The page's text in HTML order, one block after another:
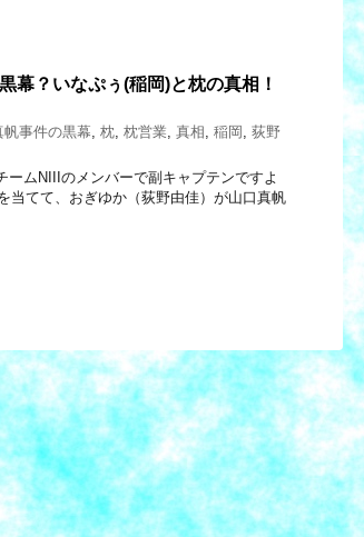
幕？いなぷぅ(稲岡)と枕の真相！
帆事件の黒幕 枕 枕営業 真相 稲岡
荻野
ムNIIIのメンバーで副キャプテンですよ
当てて、おぎゆか（荻野由佳）が山口真帆